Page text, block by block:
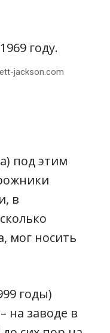
jackson.com
под этим
в
мог носить
годы)
на заводе в